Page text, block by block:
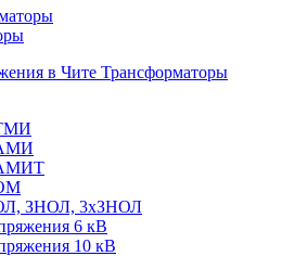
Трансформаторы
ЗНОЛ, 3хЗНОЛ
6 кВ
10 кВ